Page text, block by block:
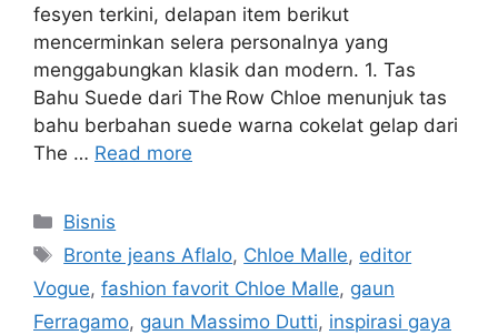
fesyen terkini, delapan item berikut
mencerminkan selera personalnya yang
menggabungkan klasik dan modern. 1. Tas
Bahu Suede dari The Row Chloe menunjuk tas
bahu berbahan suede warna cokelat gelap dari
The … Read more
Categories
Bisnis
Tags
Bronte jeans Aflalo, Chloe Malle, editor
Vogue, fashion favorit Chloe Malle, gaun
Ferragamo, gaun Massimo Dutti, inspirasi gaya